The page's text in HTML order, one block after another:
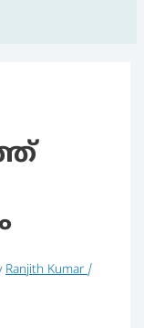
Ranjith Kumar /